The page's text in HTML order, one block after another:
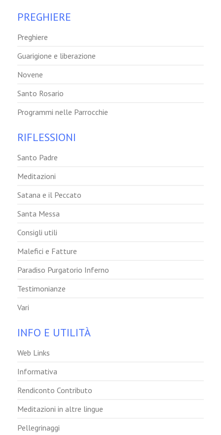
PREGHIERE
Preghiere
Guarigione e liberazione
Novene
Santo Rosario
Programmi nelle Parrocchie
RIFLESSIONI
Santo Padre
Meditazioni
Satana e il Peccato
Santa Messa
Consigli utili
Malefici e Fatture
Paradiso Purgatorio Inferno
Testimonianze
Vari
INFO E UTILITÀ
Web Links
Informativa
Rendiconto Contributo
Meditazioni in altre lingue
Pellegrinaggi